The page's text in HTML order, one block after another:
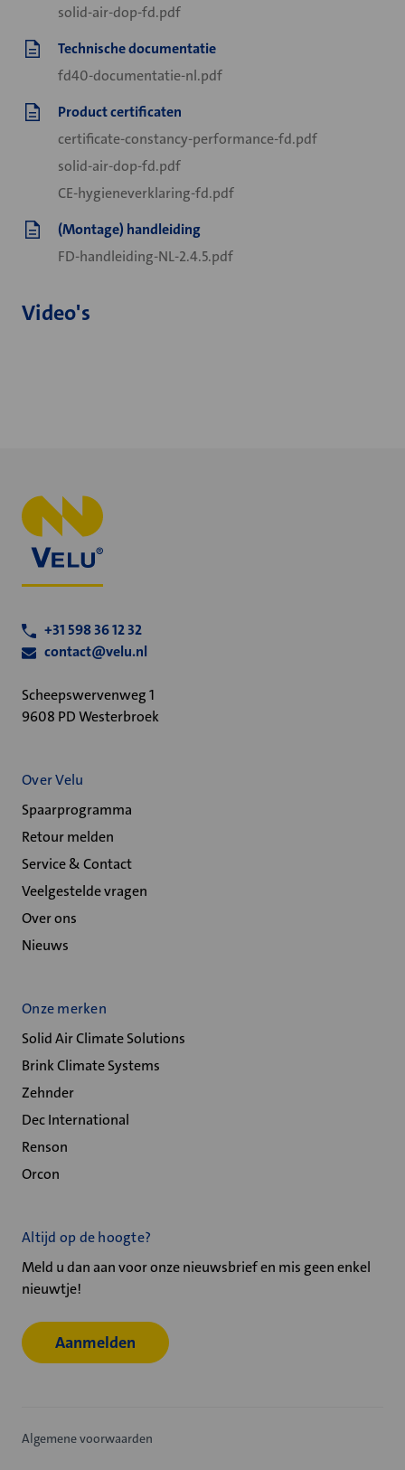
solid-air-dop-fd.pdf
Technische documentatie
fd40-documentatie-nl.pdf
Product certificaten
certificate-constancy-performance-fd.pdf
solid-air-dop-fd.pdf
CE-hygieneverklaring-fd.pdf
(Montage) handleiding
FD-handleiding-NL-2.4.5.pdf
Video's
+31 598 36 12 32
contact@velu.nl
Scheepswervenweg 1
9608 PD Westerbroek
Over Velu
Spaarprogramma
Retour melden
Service & Contact
Veelgestelde vragen
Over ons
Nieuws
Onze merken
Solid Air Climate Solutions
Brink Climate Systems
Zehnder
Dec International
Renson
Orcon
Altijd op de hoogte?
Meld u dan aan voor onze nieuwsbrief en mis geen enkel
nieuwtje!
Aanmelden
Algemene voorwaarden